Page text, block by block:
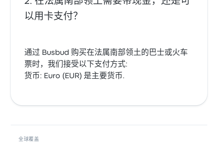
以用卡支付？
通过 Busbud 购买在法属南部领土的巴士或火车
票时，我们接受以下支付方式:
货币: Euro (EUR) 是主要货币.
全球覆盖